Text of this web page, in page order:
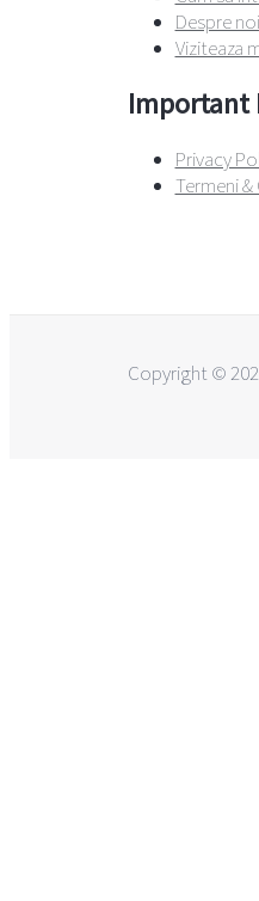
Despre noi
Viziteaza
Important
Privacy
Termeni
Copyright ©